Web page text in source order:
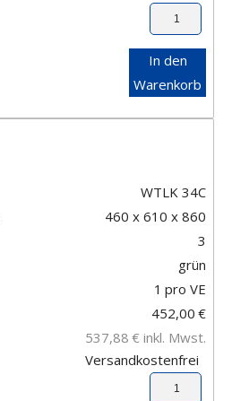
In den
Warenkorb
WTLK 34C
460 x 610 x 860
3
grün
1 pro VE
452,00 €
537,88 € inkl. Mwst.
Versandkostenfrei